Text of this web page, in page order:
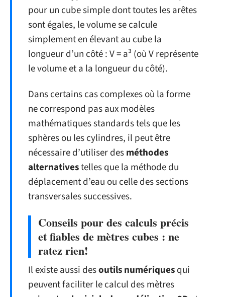
pour un cube simple dont toutes les arêtes
sont égales, le volume se calcule
simplement en élevant au cube la
longueur d’un côté : V = a³ (où V représente
le volume et a la longueur du côté).
Dans certains cas complexes où la forme
ne correspond pas aux modèles
mathématiques standards tels que les
sphères ou les cylindres, il peut être
nécessaire d’utiliser desméthodes
alternativestelles que la méthode du
déplacement d’eau ou celle des sections
transversales successives.
Conseils pour des calculs précis
et fiables de mètres cubes : ne
ratez rien!
Il existe aussi desoutils numériquesqui
peuvent faciliter le calcul des mètres